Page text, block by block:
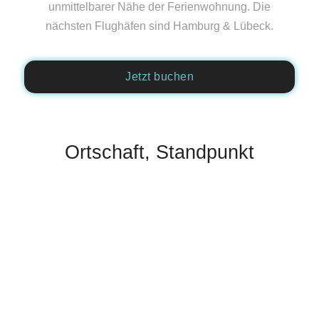
unmittelbarer Nähe der Ferienwohnung. Die
nächsten Flughäfen sind Hamburg & Lübeck.
Jetzt buchen
Ortschaft, Standpunkt